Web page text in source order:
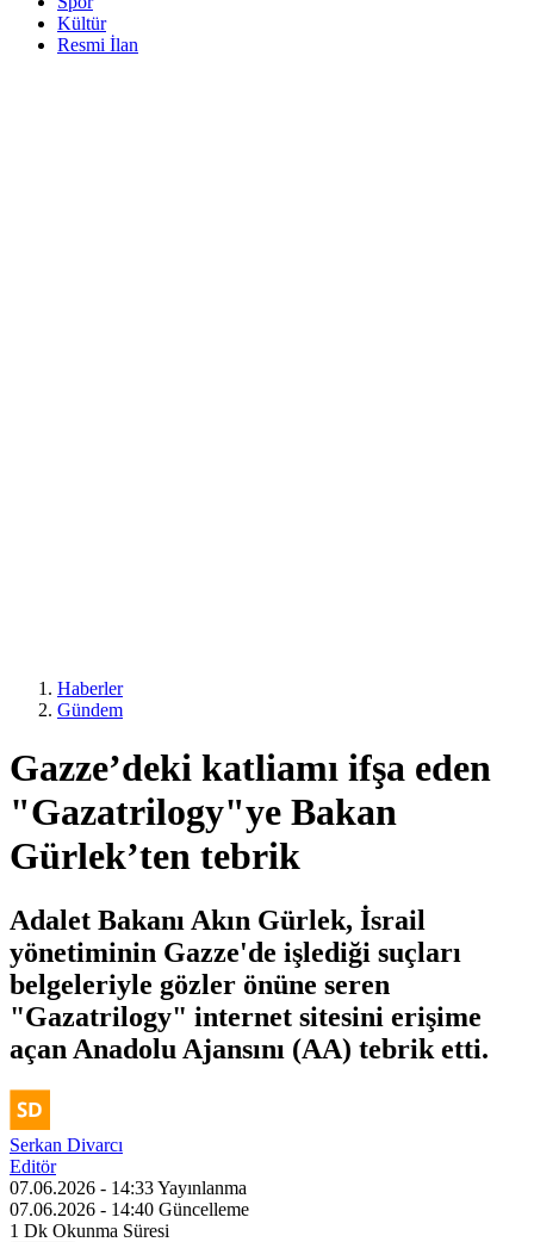
Kültür
Resmi İlan
Haberler
Gündem
Gazze’deki katliamı ifşa eden
"Gazatrilogy"ye Bakan
Gürlek’ten tebrik
Adalet Bakanı Akın Gürlek, İsrail
yönetiminin Gazze'de işlediği suçları
belgeleriyle gözler önüne seren
"Gazatrilogy" internet sitesini erişime
açan Anadolu Ajansını (AA) tebrik etti.
Serkan Divarcı
Editör
07.06.2026 - 14:33Yayınlanma
07.06.2026 - 14:40 Güncelleme
1 Dk Okunma Süresi